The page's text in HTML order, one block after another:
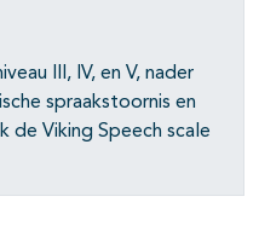
III, IV, en V, nader
spraakstoornis en
de Viking Speech scale